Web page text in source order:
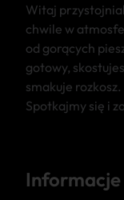
Witaj
chwile w
od gorących
gotowy,
smakuje
Spotkajmy się i
Informacje